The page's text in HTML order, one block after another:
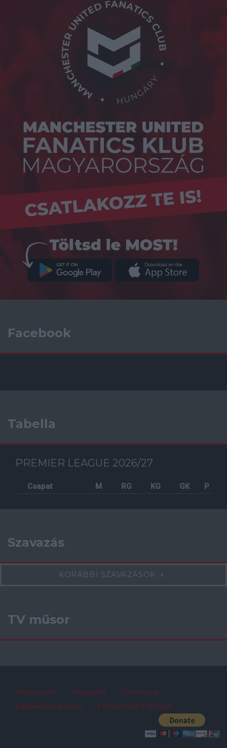
Facebook
Tabella
PREMIER LEAGUE 2026/27
Csapat M RG KG GK P
Szavazás
KORÁBBI SZAVAZÁSOK
TV műsor
Impresszum Kapcsolat
Szerzői jog
Adatvédelmi irányelv
Felhasználói feltételek